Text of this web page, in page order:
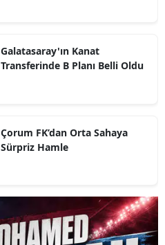
Galatasaray'ın Kanat
Transferinde B Planı Belli Oldu
Çorum FK’dan Orta Sahaya
Sürpriz Hamle